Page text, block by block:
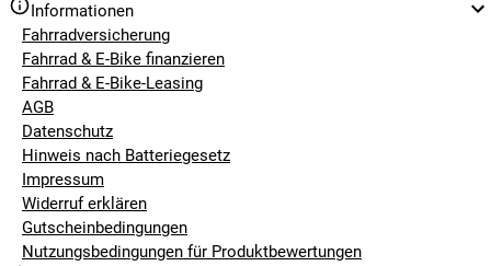
Informationen
Fahrradversicherung
Fahrrad & E-Bike finanzieren
Fahrrad & E-Bike-Leasing
AGB
Datenschutz
Hinweis nach Batteriegesetz
Impressum
Widerruf erklären
Gutscheinbedingungen
Nutzungsbedingungen für Produktbewertungen